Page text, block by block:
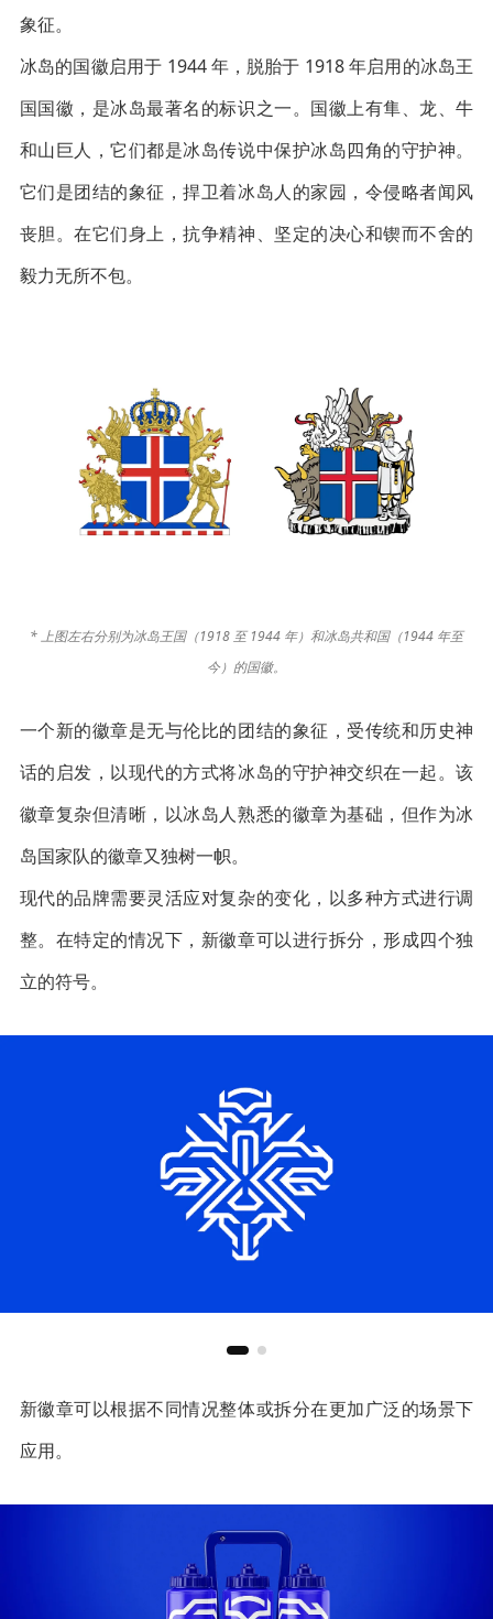
象征。
冰岛的国徽启用于 1944 年，脱胎于 1918 年启用的冰岛王
国国徽，是冰岛最著名的标识之一。国徽上有隼、龙、牛
和山巨人，它们都是冰岛传说中保护冰岛四角的守护神。
它们是团结的象征，捍卫着冰岛人的家园，令侵略者闻风
丧胆。在它们身上，抗争精神、坚定的决心和锲而不舍的
毅力无所不包。
* 上图左右分别为冰岛王国（1918 至 1944 年）和冰岛共和国（1944 年至
今）的国徽。
一个新的徽章是无与伦比的团结的象征，受传统和历史神
话的启发，以现代的方式将冰岛的守护神交织在一起。该
徽章复杂但清晰，以冰岛人熟悉的徽章为基础，但作为冰
岛国家队的徽章又独树一帜。
现代的品牌需要灵活应对复杂的变化，以多种方式进行调
整。在特定的情况下，新徽章可以进行拆分，形成四个独
立的符号。
新徽章可以根据不同情况整体或拆分在更加广泛的场景下
应用。